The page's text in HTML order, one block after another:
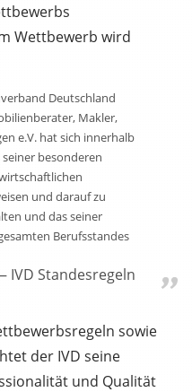
Wettbewerb wird
Deutschland
Makler,
e.V. hat sich innerhalb
besonderen
und darauf zu
und das seiner
Berufsstandes
IVD Standesregeln
sowie
der IVD seine
und Qualität